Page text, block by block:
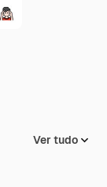
Ver tudo